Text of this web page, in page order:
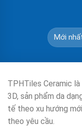
TPHTiles Ceramic
3D, sản phẩm da
tế theo xu hướng
theo yêu cầu.